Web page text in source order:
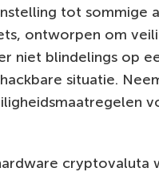
tot sommige
ontworpen om
niet blindelings op
situatie.
cryptovaluta